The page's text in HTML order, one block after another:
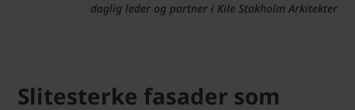
daglig leder og partner i Kile Stokholm Arkitekter
Slitesterke fasader som